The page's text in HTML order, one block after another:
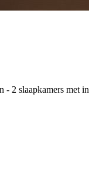
2 slaapkamers met